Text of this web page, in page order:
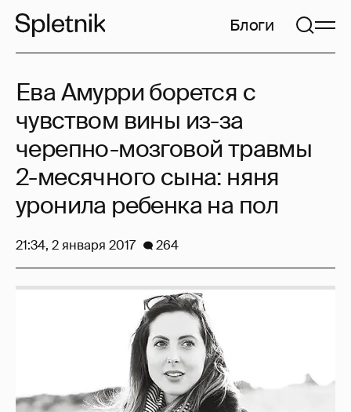
Блоги
Ева Амурри борется с
чувством вины из-за
черепно-мозговой травмы
2-месячного сына: няня
уронила ребенка на пол
21:34, 2 января 2017 264